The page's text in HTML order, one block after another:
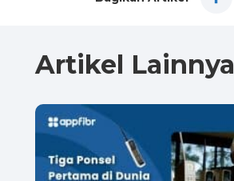
Artikel Lainnya